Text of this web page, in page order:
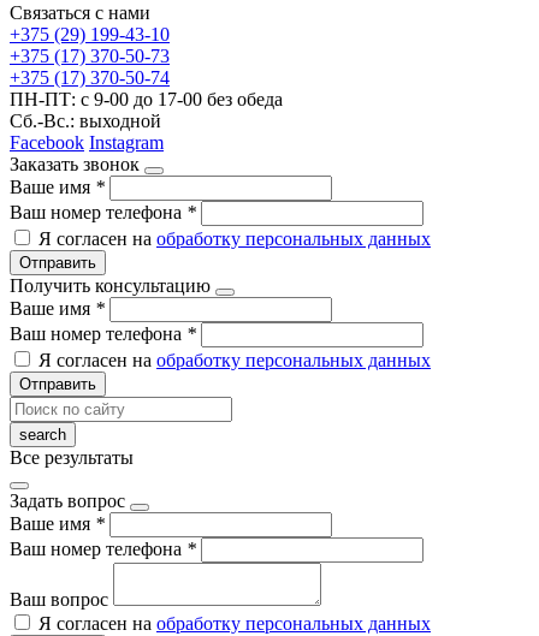
Связаться с нами
+375 (29) 199-43-10
+375 (17) 370-50-73
+375 (17) 370-50-74
ПН-ПТ: с 9-00 до 17-00 без обеда
Сб.-Вс.: выходной
Facebook Instagram
Заказать звонок
Ваше имя *
Ваш номер телефона *
Я согласен на обработку персональных данных
Отправить
Получить консультацию
Ваше имя *
Ваш номер телефона *
Я согласен на обработку персональных данных
Отправить
Все результаты
Задать вопрос
Ваше имя *
Ваш номер телефона *
Ваш вопрос
Я согласен на обработку персональных данных